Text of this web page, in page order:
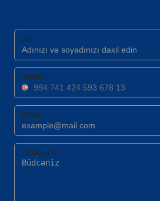
Ad
Telefon
Email
Tətbiq şərhi